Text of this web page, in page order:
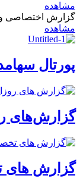
مشاهده
گزارش اختصاصی
مشاهده
پورتال
گزارش‌های
گزارش